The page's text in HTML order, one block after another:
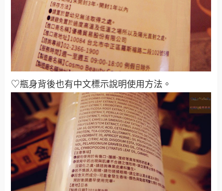
♡瓶身背後也有中文標示說明使用方法 。